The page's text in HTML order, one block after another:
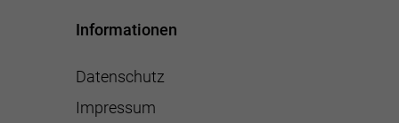
Informationen
Datenschutz
Impressum